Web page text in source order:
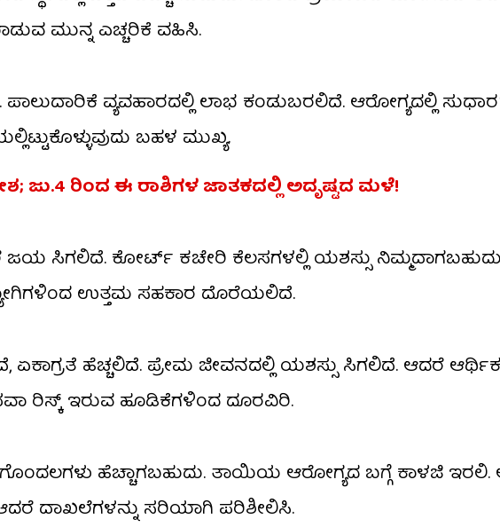
ಮುನ್ನ ಎಚ್ಚರಿಕೆ ವಹಿಸಿ.
ವ್ಯವಹಾರದಲ್ಲಿ ಲಾಭ ಕಂಡುಬರಲಿದೆ. ಆರೋಗ್ಯದಲ್ಲಿ
ಬಹಳ ಮುಖ್ಯ.
ಜು.4 ರಿಂದ ಈ ರಾಶಿಗಳ ಜಾತಕದಲ್ಲಿ ಅದೃಷ್ಟದ ಮಳೆ!
ಜಯ ಸಿಗಲಿದೆ. ಕೋರ್ಟ್ ಕಚೇರಿ ಕೆಲಸಗಳಲ್ಲಿ ಯಶಸ್ಸು
ಉತ್ತಮ ಸಹಕಾರ ದೊರೆಯಲಿದೆ.
ಏಕಾಗ್ರತೆ ಹೆಚ್ಚಲಿದೆ. ಪ್ರೇಮ ಜೀವನದಲ್ಲಿ ಯಶಸ್ಸು ಸಿಗಲಿದೆ. ಆದರೆ
ರಿಸ್ಕ್ ಇರುವ ಹೂಡಿಕೆಗಳಿಂದ ದೂರವಿರಿ.
ಹೆಚ್ಚಾಗಬಹುದು. ತಾಯಿಯ ಆರೋಗ್ಯದ ಬಗ್ಗೆ ಕಾಳಜಿ ಇರಲಿ.
ದಾಖಲೆಗಳನ್ನು ಸರಿಯಾಗಿ ಪರಿಶೀಲಿಸಿ.